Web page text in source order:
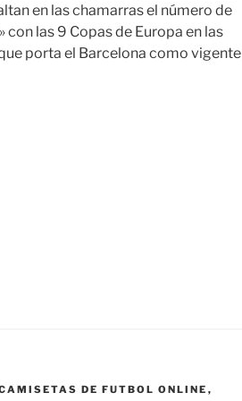
en las chamarras el número de
con las 9 Copas de Europa en las
porta el Barcelona como vigente
DE FUTBOL ONLINE ,